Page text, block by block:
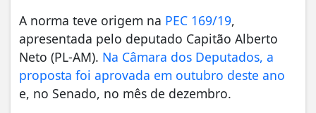
A norma teve origem na PEC 169/19,
apresentada pelo deputado Capitão Alberto
Neto (PL-AM). Na Câmara dos Deputados, a
proposta foi aprovada em outubro deste ano
e, no Senado, no mês de dezembro.